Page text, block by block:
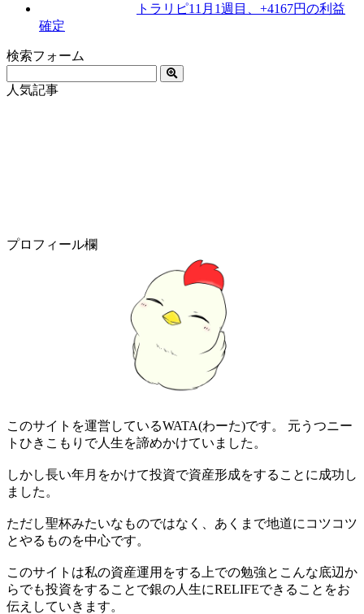
トラリピ11月1週目、+4167円の利益
確定
検索フォーム
人気記事
プロフィール欄
このサイトを運営しているWATA(わーた)です。 元うつニー
トひきこもりで人生を諦めかけていました。
しかし長い年月をかけて投資で資産形成をすることに成功し
ました。
ただし聖杯みたいなものではなく、あくまで地道にコツコツ
とやるものを中心です。
このサイトは私の資産運用をする上での勉強とこんな底辺か
らでも投資をすることで銀の人生にRELIFEできることをお
伝えしていきます。